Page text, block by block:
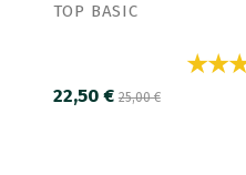
TOP BASIC
22,50 € 25,00 €